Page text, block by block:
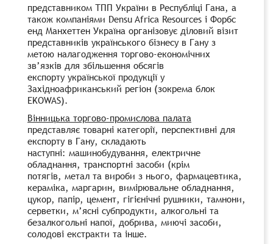
представником ТПП України в Республіці Гана, а
також компаніями Densu Africa Resources і Форбс
енд Манхеттен Україна організовує діловий візит
представників українського бізнесу в Гану з
метою налагодження торгово-економічних
зв’язків для збільшення обсягів
експорту української продукції у
Західноафриканський регіон (зокрема блок
EKOWAS).
Вінницька торгово-промислова палата
представляє товарні категорії, перспективні для
експорту в Гану, складають
наступні: машинобудування, електричне
обладнання, транспортні засоби (крім
потягів, метал та вироби з нього, фармацевтика,
кераміка, маргарин, вимірювальне обладнання,
цукор, папір, цемент, гігієнічні рушники, тамнони,
серветки, м’ясні субпродукти, алкогольні та
безалкогольні напої, добрива, миючі засоби,
солодові екстракти та інше.